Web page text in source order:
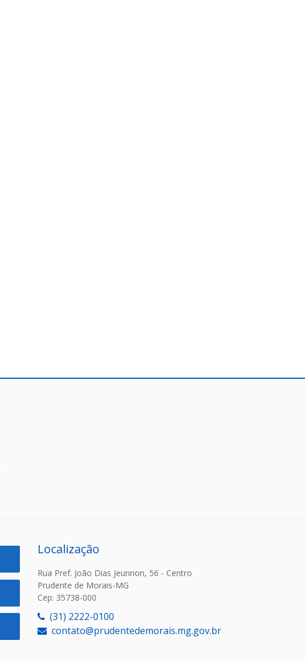
Localização
Rua Pref. João Dias Jeunnon, 56 - Centro
Prudente de Morais-MG
Cep: 35738-000
(31) 2222-0100
contato@prudentedemorais.mg.gov.br